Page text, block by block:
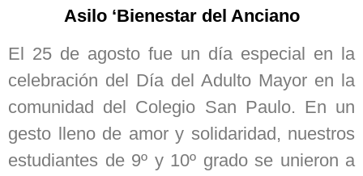
Asilo ‘Bienestar del Anciano
El 25 de agosto fue un día especial en la
celebración del Día del Adulto Mayor en la
comunidad del Colegio San Paulo. En un
gesto lleno de amor y solidaridad, nuestros
estudiantes de 9º y 10º grado se unieron a